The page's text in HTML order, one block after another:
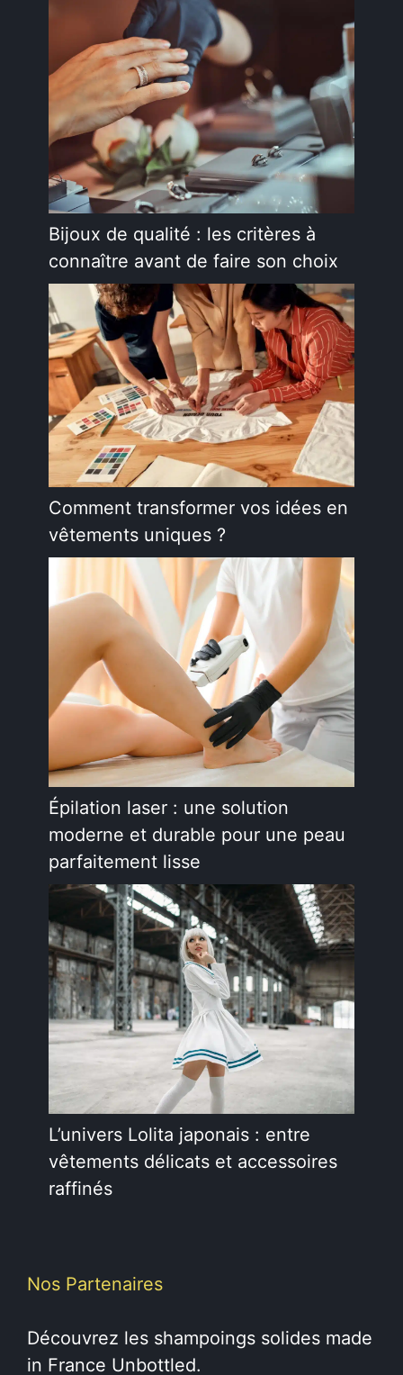
Bijoux de qualité : les critères à
connaître avant de faire son choix
Comment transformer vos idées en
vêtements uniques ?
Épilation laser : une solution
moderne et durable pour une peau
parfaitement lisse
L’univers Lolita japonais : entre
vêtements délicats et accessoires
raffinés
Nos Partenaires
Découvrez les shampoings solides made
in France Unbottled.